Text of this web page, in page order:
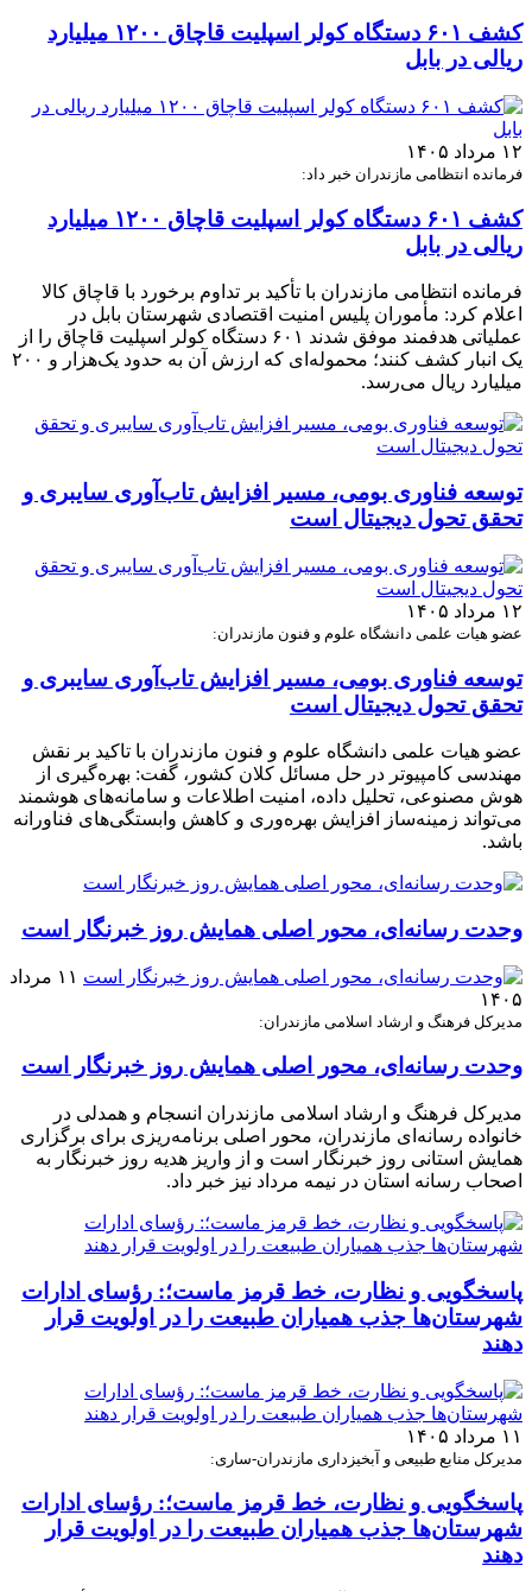
کشف ۶۰۱ دستگاه کولر اسپلیت قاچاق ۱۲۰۰ میلیارد
ریالی در بابل
۱۲ مرداد ۱۴۰۵
فرمانده انتظامی مازندران خبر داد:
کشف ۶۰۱ دستگاه کولر اسپلیت قاچاق ۱۲۰۰ میلیارد
ریالی در بابل
فرمانده انتظامی مازندران با تأکید بر تداوم برخورد با قاچاق کالا
اعلام کرد: مأموران پلیس امنیت اقتصادی شهرستان بابل در
عملیاتی هدفمند موفق شدند ۶۰۱ دستگاه کولر اسپلیت قاچاق را از
یک انبار کشف کنند؛ محموله‌ای که ارزش آن به حدود یک‌هزار و ۲۰۰
میلیارد ریال می‌رسد.
توسعه فناوری بومی، مسیر افزایش تاب‌آوری سایبری و
تحقق تحول دیجیتال است
۱۲ مرداد ۱۴۰۵
عضو هیات علمی دانشگاه علوم و فنون مازندران:
توسعه فناوری بومی، مسیر افزایش تاب‌آوری سایبری و
تحقق تحول دیجیتال است
عضو هیات علمی دانشگاه علوم و فنون مازندران با تاکید بر نقش
مهندسی کامپیوتر در حل مسائل کلان کشور، گفت: بهره‌گیری از
هوش مصنوعی، تحلیل داده، امنیت اطلاعات و سامانه‌های هوشمند
می‌تواند زمینه‌ساز افزایش بهره‌وری و کاهش وابستگی‌های فناورانه
باشد.
وحدت رسانه‌ای، محور اصلی همایش روز خبرنگار است
۱۱ مرداد
۱۴۰۵
مدیرکل فرهنگ و ارشاد اسلامی مازندران:
وحدت رسانه‌ای، محور اصلی همایش روز خبرنگار است
مدیرکل فرهنگ و ارشاد اسلامی مازندران انسجام و همدلی در
خانواده رسانه‌ای مازندران، محور اصلی برنامه‌ریزی برای برگزاری
همایش استانی روز خبرنگار است و از واریز هدیه روز خبرنگار به
اصحاب رسانه استان در نیمه مرداد نیز خبر داد.
پاسخگویی و نظارت، خط قرمز ماست؛: رؤسای ادارات
شهرستان‌ها جذب همیاران طبیعت را در اولویت قرار
دهند
۱۱ مرداد ۱۴۰۵
مدیرکل منابع طبیعی و آبخیزداری مازندران-ساری:
پاسخگویی و نظارت، خط قرمز ماست؛: رؤسای ادارات
شهرستان‌ها جذب همیاران طبیعت را در اولویت قرار
دهند